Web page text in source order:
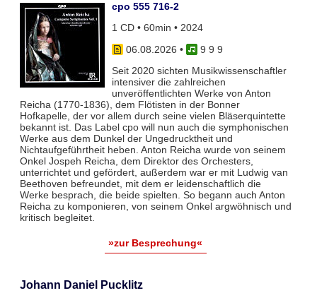
cpo 555 716-2
1 CD • 60min • 2024
06.08.2026 •
9 9 9
Seit 2020 sichten Musikwissenschaftler
intensiver die zahlreichen
unveröffentlichten Werke von Anton
Reicha (1770-1836), dem Flötisten in der Bonner
Hofkapelle, der vor allem durch seine vielen Bläserquintette
bekannt ist. Das Label cpo will nun auch die symphonischen
Werke aus dem Dunkel der Ungedrucktheit und
Nichtaufgeführtheit heben. Anton Reicha wurde von seinem
Onkel Jospeh Reicha, dem Direktor des Orchesters,
unterrichtet und gefördert, außerdem war er mit Ludwig van
Beethoven befreundet, mit dem er leidenschaftlich die
Werke besprach, die beide spielten. So begann auch Anton
Reicha zu komponieren, von seinem Onkel argwöhnisch und
kritisch begleitet.
»zur Besprechung«
Johann Daniel Pucklitz